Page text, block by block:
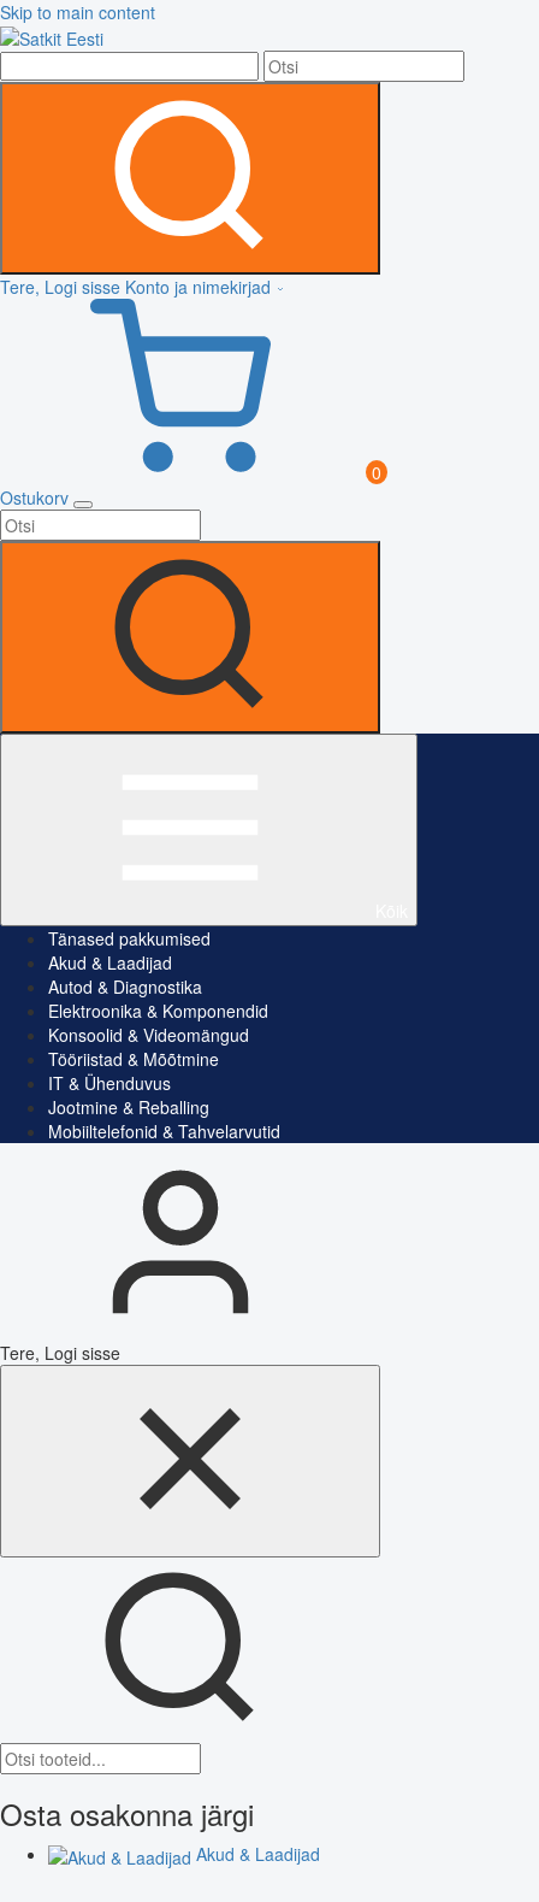
Skip to main content
Tere, Logi sisse Konto ja nimekirjad
0
Ostukorv
Tänased pakkumised
Akud & Laadijad
Autod & Diagnostika
Elektroonika & Komponendid
Konsoolid & Videomängud
Tööriistad & Mõõtmine
IT & Ühenduvus
Jootmine & Reballing
Mobiiltelefonid & Tahvelarvutid
Tere, Logi sisse
Osta osakonna järgi
Akud & Laadijad